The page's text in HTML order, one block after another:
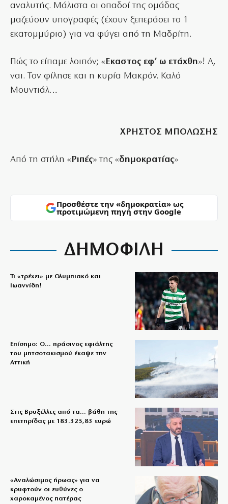
αναλυτής. Μάλιστα οι οπαδοί της ομάδας
μαζεύουν υπογραφές (έχουν ξεπεράσει το 1
εκατομμύριο) για να φύγει από τη Μαδρίτη.
Πώς το είπαμε λοιπόν; «Εκαστος εφ’ ω ετάχθη»! Α,
ναι. Τον φίλησε και η κυρία Μακρόν. Καλό
Μουντιάλ…
ΧΡΗΣΤΟΣ ΜΠΟΛΩΣΗΣ
Από τη στήλη «Ριπές» της «δημοκρατίας»
Προσθέστε την «δημοκρατία» ως
προτιμώμενη πηγή στην Google
ΔΗΜΟΦΙΛΗ
Τι «τρέχει» με Ολυμπιακό και
Ιωαννίδη!
Επίσημο: Ο… πράσινος εφιάλτης
του μητσοτακισμού έκαψε την
Αττική
Στις Βρυξέλλες από τα… βάθη της
επετηρίδας με 183.325,83 ευρώ
«Aναλώσιμος ήρωας» για να
κρυφτούν οι ευθύνες ο
χαροκαμένος πατέρας